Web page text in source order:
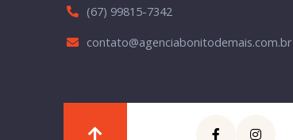
(67) 99815-7342
contato@agenciabonitodemais.com.br